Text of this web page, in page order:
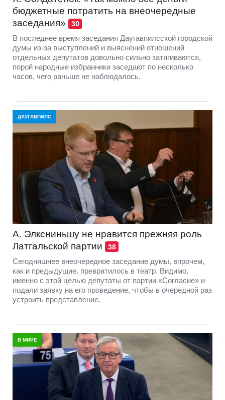
бюджетные потратить на внеочередные
заседания»
30
В последнее время заседания Даугавпилсской городской
думы из-за выступлений и выяснений отношений
отдельных депутатов довольно сильно затягиваются,
порой народные избранники заседают по несколько
часов, чего раньше не наблюдалось.
ДАУГАВПИЛС
А. Элксниньшу не нравится прежняя роль
Латгальской партии
38
Сегодняшнее внеочередное заседание думы, впрочем,
как и предыдущие, превратилось в театр. Видимо,
именно с этой целью депутаты от партии «Согласие» и
подали заявку на его проведение, чтобы в очередной раз
устроить представление.
В МИРЕ